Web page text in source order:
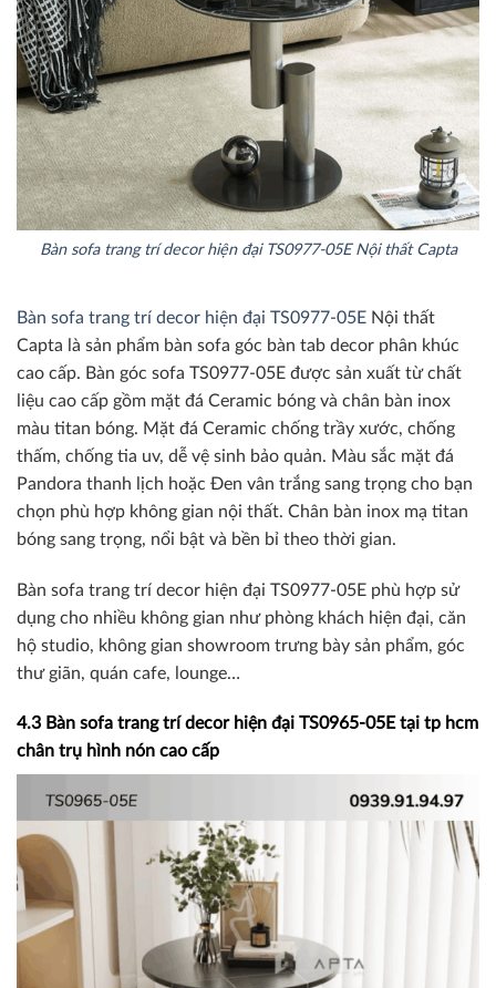
Bàn sofa trang trí decor hiện đại TS0977-05E Nội thất Capta
Bàn sofa trang trí decor hiện đại TS0977-05E Nội thất
Capta là sản phẩm bàn sofa góc bàn tab decor phân khúc
cao cấp. Bàn góc sofa TS0977-05E được sản xuất từ chất
liệu cao cấp gồm mặt đá Ceramic bóng và chân bàn inox
màu titan bóng. Mặt đá Ceramic chống trầy xước, chống
thấm, chống tia uv, dễ vệ sinh bảo quản. Màu sắc mặt đá
Pandora thanh lịch hoặc Đen vân trắng sang trọng cho bạn
chọn phù hợp không gian nội thất. Chân bàn inox mạ titan
bóng sang trọng, nổi bật và bền bỉ theo thời gian.
Bàn sofa trang trí decor hiện đại TS0977-05E phù hợp sử
dụng cho nhiều không gian như phòng khách hiện đại, căn
hộ studio, không gian showroom trưng bày sản phẩm, góc
thư giãn, quán cafe, lounge…
4.3 Bàn sofa trang trí decor hiện đại TS0965-05E tại tp hcm
chân trụ hình nón cao cấp